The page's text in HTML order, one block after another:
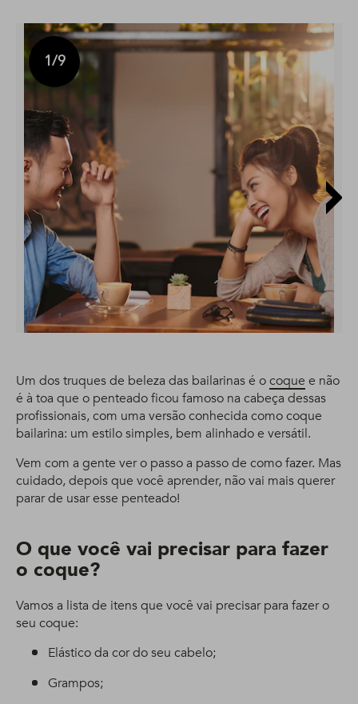
1/9
Um dos truques de beleza das bailarinas é ocoque e não
é à toa que o penteado ficou famoso na cabeça dessas
profissionais, com uma versão conhecida como coque
bailarina: um estilo simples, bem alinhado e versátil.
Vem com a gente ver o passo a passo de como fazer. Mas
cuidado, depois que você aprender, não vai mais querer
parar de usar esse penteado!
O que você vai precisar para fazer
o coque?
Vamos a lista de itens que você vai precisar para fazer o
seu coque:
Elástico da cor do seu cabelo;
Grampos;